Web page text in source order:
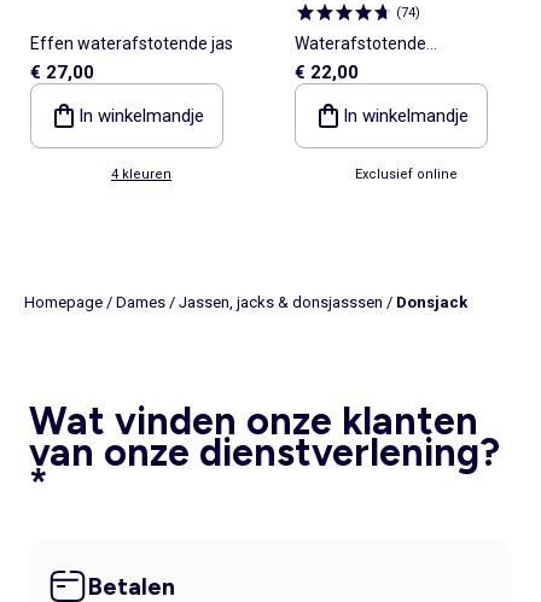
Effen waterafstotende jas
€ 27,00
In winkelmandje
4 kleuren
(74)
Waterafstotende
bodywarmer
€ 22,00
In winkelmandje
Exclusief online
Homepage / Dames / Jassen, jacks & donsjasssen / Donsjack
Wat vinden onze klanten
van onze dienstverlening?
*
Betalen